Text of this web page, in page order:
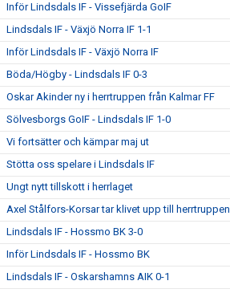
Inför Lindsdals IF - Vissefjärda GoIF
Lindsdals IF - Växjö Norra IF 1-1
Inför Lindsdals IF - Växjö Norra IF
Böda/Högby - Lindsdals IF 0-3
Oskar Akinder ny i herrtruppen från Kalmar FF
Sölvesborgs GoIF - Lindsdals IF 1-0
Vi fortsätter och kämpar maj ut
Stötta oss spelare i Lindsdals IF
Ungt nytt tillskott i herrlaget
Axel Stålfors-Korsar tar klivet upp till herrtruppen
Lindsdals IF - Hossmo BK 3-0
Inför Lindsdals IF - Hossmo BK
Lindsdals IF - Oskarshamns AIK 0-1